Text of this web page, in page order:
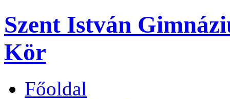
Szent István
Kör
Főoldal